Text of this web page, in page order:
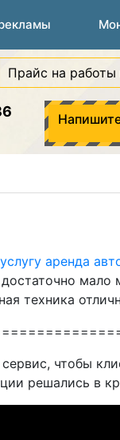
Прайс на
услугу аренда
мало
техника
чтобы
решались в